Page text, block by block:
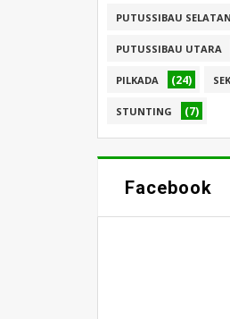
PUTUSSIBAU SELATAN
PUTUSSIBAU UTARA
PILKADA (24)
STUNTING (7)
Facebook